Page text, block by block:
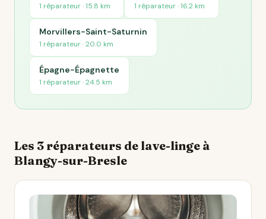
1 réparateur · 15.8 km 1 réparateur · 16.2 km
Morvillers-Saint-Saturnin
1 réparateur · 20.0 km
Épagne-Épagnette
1 réparateur · 24.5 km
Les 3 réparateurs de lave-linge à
Blangy-sur-Bresle